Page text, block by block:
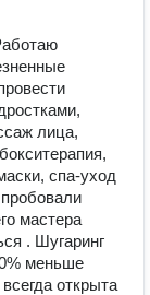
лица,
спа-уход
мастера
. Шугаринг
меньше
открыта